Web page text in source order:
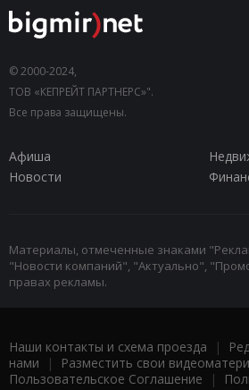
© 2000-2024,
ТОВ «КЕПРЕЙТ ПАРТНЕРС»".
Все права защищены.
Афиша
Новости
Материалы, отмеченные знаками
"Новости компаний", "Актуально",
правах рекламы.
Наши контакты и схема проезда |
нами | Разместить свои
Пользовательское Соглашение |